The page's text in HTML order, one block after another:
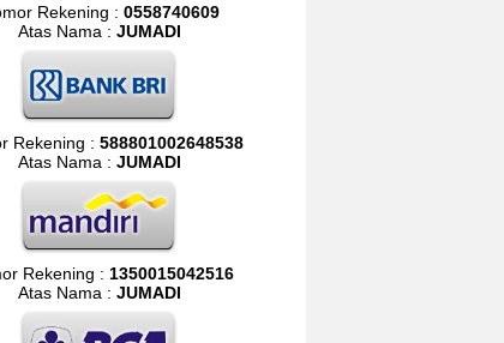
Rekening : 0558740609
Atas Nama : JUMADI
Rekening : 588801002648538
Atas Nama : JUMADI
Rekening : 1350015042516
Atas Nama : JUMADI